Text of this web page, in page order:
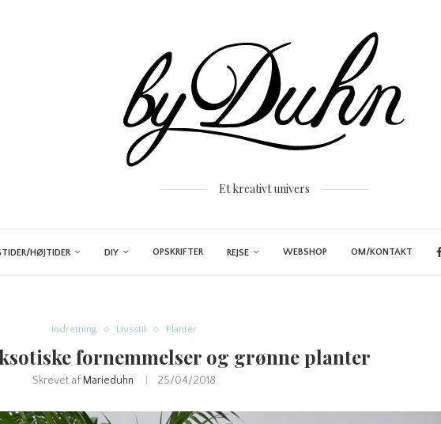
Et kreativt univers
HØJTIDER DIY OPSKRIFTER REJSE WEBSHOP OM/KONTAKT
Indretning Livsstil Planter
fornemmelser og grønne planter
Skrevet af Marieduhn 25/04/2018